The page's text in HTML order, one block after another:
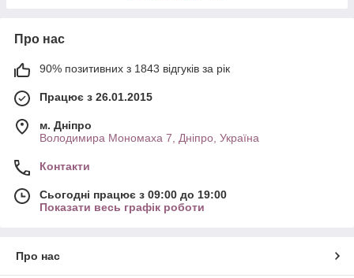
Про нас
90% позитивних з 1843 відгуків за рік
Працює з 26.01.2015
м. Дніпро
Володимира Мономаха 7, Дніпро, Україна
Контакти
Сьогодні працює з 09:00 до 19:00
Показати весь графік роботи
Про нас